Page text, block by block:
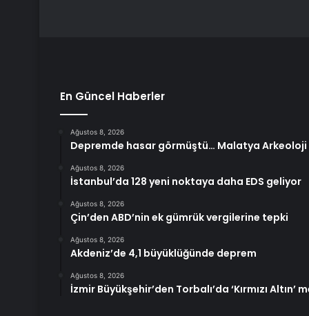
En Güncel Haberler
Ağustos 8, 2026
Depremde hasar görmüştü… Malatya Arkeoloji
Ağustos 8, 2026
İstanbul’da 128 yeni noktaya daha EDS geliyor
Ağustos 8, 2026
Çin’den ABD’nin ek gümrük vergilerine tepki
Ağustos 8, 2026
Akdeniz’de 4,1 büyüklüğünde deprem
Ağustos 8, 2026
İzmir Büyükşehir’den Torbalı’da ‘Kırmızı Altın’